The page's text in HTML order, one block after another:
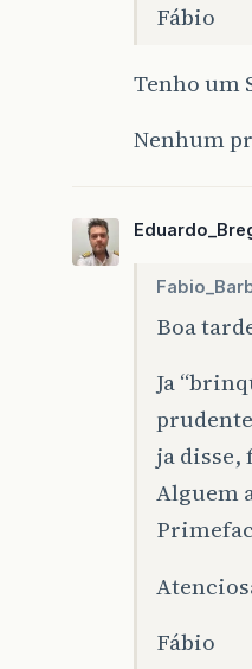
Fábio
Tenho um
Nenhum
Boa
Ja
ja disse,
Alguem
Fábio